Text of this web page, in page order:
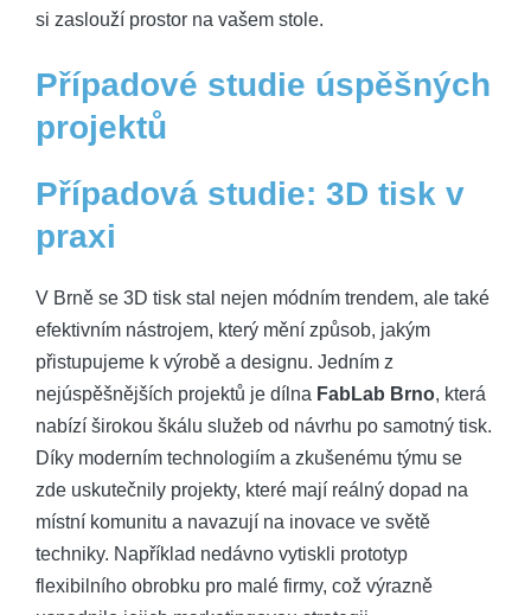
si zaslouží prostor na vašem stole.
Případové studie úspěšných
projektů
Případová studie: 3D tisk v
praxi
V Brně se 3D tisk stal nejen módním trendem, ale také
efektivním nástrojem, který mění způsob, jakým
přistupujeme k výrobě a designu. Jedním z
nejúspěšnějších projektů je dílna FabLab Brno, která
nabízí širokou škálu služeb od návrhu po samotný tisk.
Díky moderním technologiím a zkušenému týmu se
zde uskutečnily projekty, které mají reálný dopad na
místní komunitu a navazují na inovace ve světě
techniky. Například nedávno vytiskli prototyp
flexibilního obrobku pro malé firmy, což výrazně